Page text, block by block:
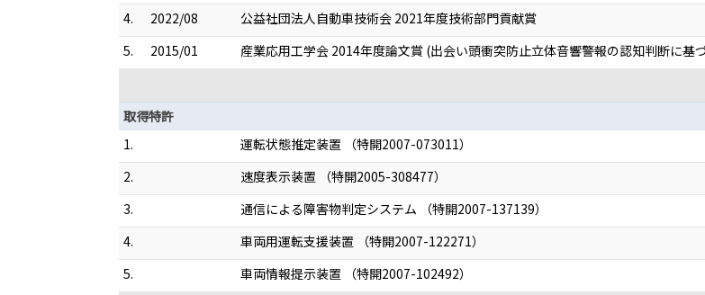
4.
2022/08
公益社団法人自動車技術会 2021年度技術部門貢献賞
5.
2015/01
産業応用工学会 2014年度論文賞 (出会い頭衝突防止立体音響警報の認知判断に基
取得特許
1.
運転状態推定装置 （特開2007-073011）
2.
速度表示装置 （特開2005-308477）
3.
通信による障害物判定システム （特開2007-137139）
4.
車両用運転支援装置 （特開2007-122271）
5.
車両情報提示装置 （特開2007-102492）